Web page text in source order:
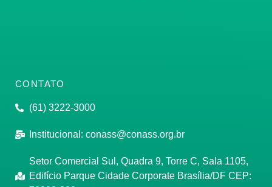
CONTATO
(61) 3222-3000
Institucional: conass@conass.org.br
Setor Comercial Sul, Quadra 9, Torre C, Sala 1105,
Edifício Parque Cidade Corporate Brasília/DF CEP: